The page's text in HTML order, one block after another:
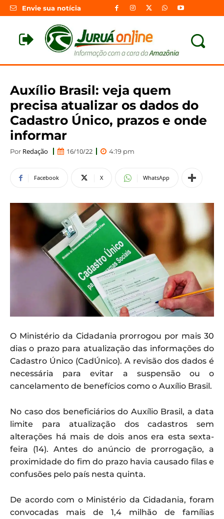
Envie sua notícia
Auxílio Brasil: veja quem
precisa atualizar os dados do
Cadastro Único, prazos e onde
informar
Por Redação 16/10/22 4:19 pm
Facebook X WhatsApp
O Ministério da Cidadania prorrogou por mais 30
dias o prazo para atualização das informações do
Cadastro Único (CadÚnico). A revisão dos dados é
necessária para evitar a suspensão ou o
cancelamento de benefícios como o Auxílio Brasil.
No caso dos beneficiários do Auxílio Brasil, a data
limite para atualização dos cadastros sem
alterações há mais de dois anos era esta sexta-
feira (14). Antes do anúncio de prorrogação, a
proximidade do fim do prazo havia causado filas e
confusões pelo país nesta quinta.
De acordo com o Ministério da Cidadania, foram
convocadas mais de 1,4 milhão de famílias